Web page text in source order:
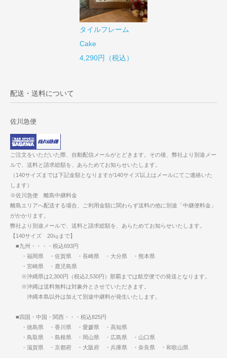
タイルフレーム
Cake
4,290円（税込）
配送・送料について
佐川急便
ご注文をいただいた際、自動配信メールがとどきます。その後、弊社より別途メー
ルで、送料と請求総額を、あらためてお知らせいたします。
（140サイズまでは下記金額となりますが140サイズ以上はメールにてご連絡いた
します）
※佐川急便 離島中継料金
離島エリアへ配送する場合、ご利用金額に関わらず送料の他に別途「中継便料金」
がかかります。
弊社より別途メールで、送料と請求総額を、あらためてお知らせいたします。
【140サイズ 20㎏まで】
■九州・・・・税込693円
・福岡県 ・佐賀県 ・長崎県 ・大分県 ・熊本県
・宮崎県 ・鹿児島県
※沖縄県は2,300円（税込2,530円）那覇までは航空便での発送となります。
※沖縄は送料無料は対象外とさせていただきます。
沖縄本島以外は加えて別途中継料が発生いたします。
■四国・中国・関西・・・税込825円
・徳島県 ・香川県 ・愛媛県 ・高知県
・鳥取県 ・島根県 ・岡山県 ・広島県 ・山口県
・滋賀県 ・京都府 ・大阪府 ・兵庫県 ・奈良県 ・和歌山県